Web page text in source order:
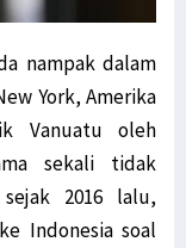
nampak dalam
York, Amerika
Vanuatu oleh
sekali tidak
2016 lalu,
Indonesia soal